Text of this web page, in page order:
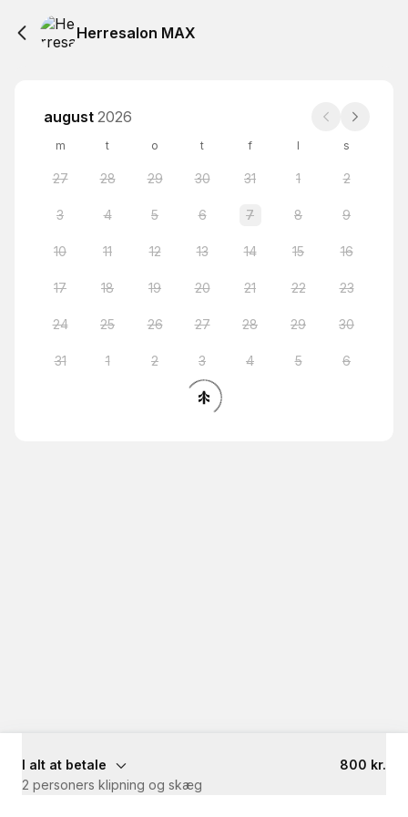
Herresalon MAX
august 2026
m t o t f l s
27 28 29 30 31 1 2
3 4 5 6 7 8 9
10 11 12 13 14 15 16
17 18 19 20 21 22 23
24 25 26 27 28 29 30
31 1 2 3 4 5 6
I alt at betale
800 kr.
2 personers klipning og skæg